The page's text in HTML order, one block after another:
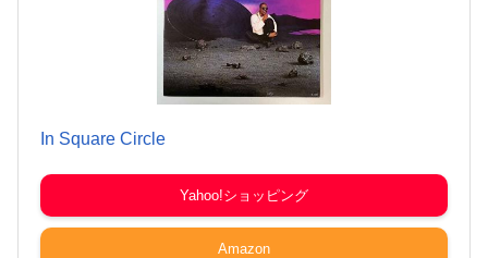
In Square Circle
Yahoo!ショッピング
Amazon